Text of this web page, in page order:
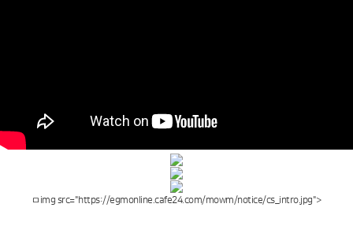
ㅁimg src="https://egmonline.cafe24.com/mowm/notice/cs_intro.jpg">